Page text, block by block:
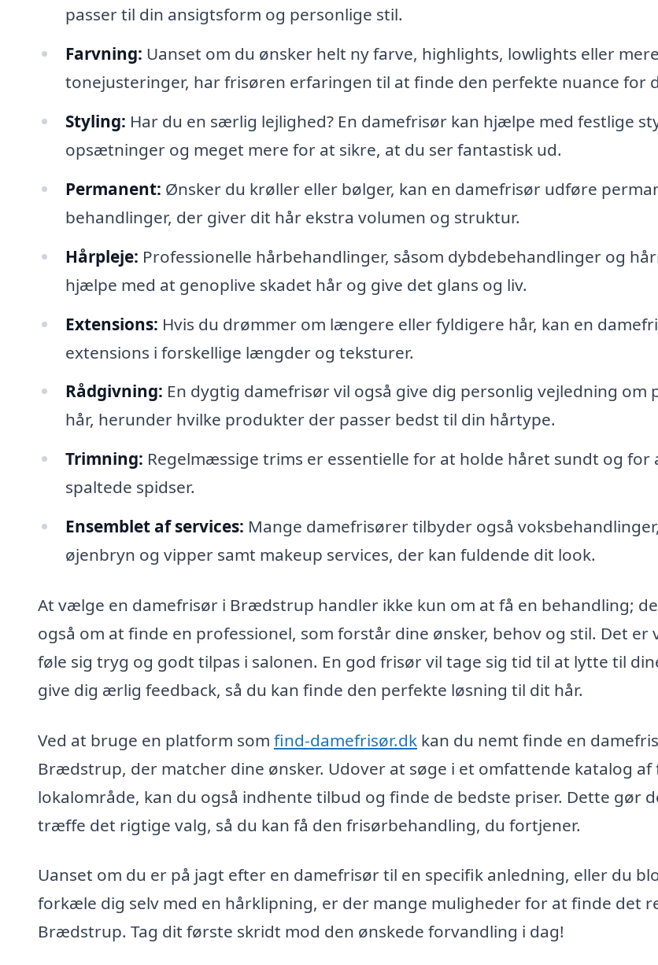
passer til din ansigtsform og personlige stil.
Farvning: Uanset om du ønsker helt ny farve, highlights, lowlights eller
tonejusteringer, har frisøren erfaringen til at finde den perfekte nuance for
Styling: Har du en særlig lejlighed? En damefrisør kan hjælpe med festlige
opsætninger og meget mere for at sikre, at du ser fantastisk ud.
Permanent: Ønsker du krøller eller bølger, kan en damefrisør udføre
behandlinger, der giver dit hår ekstra volumen og struktur.
Hårpleje: Professionelle hårbehandlinger, såsom dybdebehandlinger og
hjælpe med at genoplive skadet hår og give det glans og liv.
Extensions: Hvis du drømmer om længere eller fyldigere hår, kan en
extensions i forskellige længder og teksturer.
Rådgivning: En dygtig damefrisør vil også give dig personlig vejledning om
hår, herunder hvilke produkter der passer bedst til din hårtype.
Trimning: Regelmæssige trims er essentielle for at holde håret sundt og for
spaltede spidser.
Ensemblet af services: Mange damefrisører tilbyder også
øjenbryn og vipper samt makeup services, der kan fuldende dit look.
At vælge en damefrisør i Brædstrup handler ikke kun om at få en behandling;
også om at finde en professionel, som forstår dine ønsker, behov og stil. Det er
føle sig tryg og godt tilpas i salonen. En god frisør vil tage sig tid til at lytte til
give dig ærlig feedback, så du kan finde den perfekte løsning til dit hår.
Ved at bruge en platform som find-damefrisør.dk kan du nemt finde en
Brædstrup, der matcher dine ønsker. Udover at søge i et omfattende katalog
lokalområde, kan du også indhente tilbud og finde de bedste priser. Dette gør
træffe det rigtige valg, så du kan få den frisørbehandling, du fortjener.
Uanset om du er på jagt efter en damefrisør til en specifik anledning, eller du
forkæle dig selv med en hårklipning, er der mange muligheder for at finde det
Brædstrup. Tag dit første skridt mod den ønskede forvandling i dag!